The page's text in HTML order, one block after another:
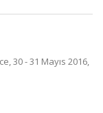
30 - 31 Mayıs 2016,